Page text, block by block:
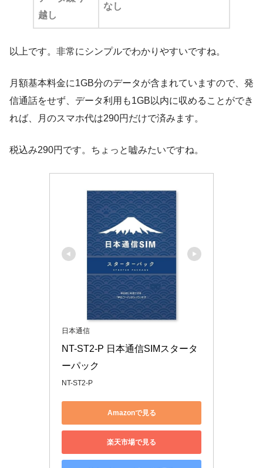
越し
なし
以上です。非常にシンプルでわかりやすいですね。
月額基本料金に1GB分のデータが含まれていますので、発
信通話をせず、データ利用も1GB以内に収めることができ
れば、月のスマホ代は290円だけで済みます。
税込み290円です。ちょっと嘘みたいですね。
日本通信
NT-ST2-P 日本通信SIMスタータ
ーパック
NT-ST2-P
Amazonで見る
楽天市場で見る